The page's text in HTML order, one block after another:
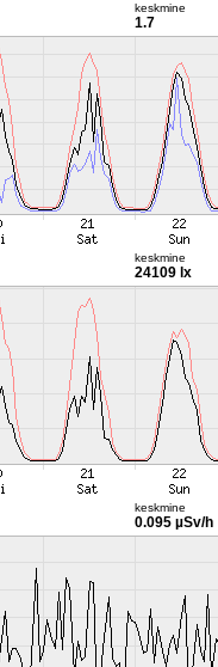
keskmine
1.7
keskmine
24109 lx
keskmine
0.095 µSv/h